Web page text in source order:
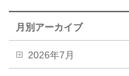
月別アーカイブ
2026年7月